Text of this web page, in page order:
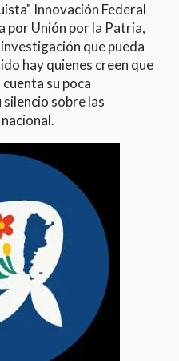
Innovación Federal
por Unión por la Patria,
que pueda
hay quienes creen que
su poca
sobre las